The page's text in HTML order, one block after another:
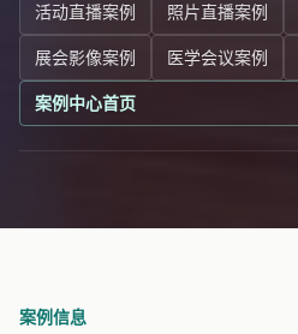
活动直播案例
照片直播案例
展会影像案例
医学会议案例
案例中心首页
案例信息